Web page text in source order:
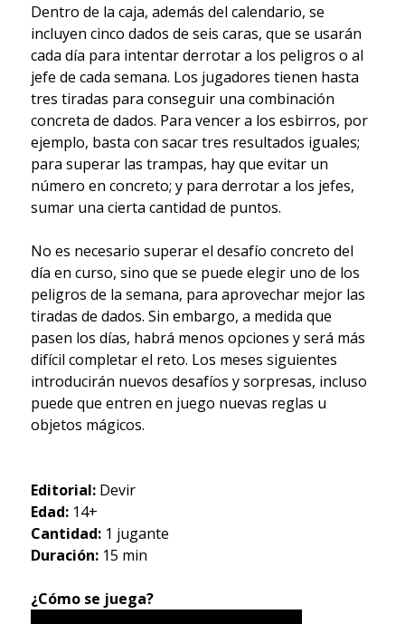
Dentro de la caja, además del calendario, se
incluyen cinco dados de seis caras, que se usarán
cada día para intentar derrotar a los peligros o al
jefe de cada semana. Los jugadores tienen hasta
tres tiradas para conseguir una combinación
concreta de dados. Para vencer a los esbirros, por
ejemplo, basta con sacar tres resultados iguales;
para superar las trampas, hay que evitar un
número en concreto; y para derrotar a los jefes,
sumar una cierta cantidad de puntos.
No es necesario superar el desafío concreto del
día en curso, sino que se puede elegir uno de los
peligros de la semana, para aprovechar mejor las
tiradas de dados. Sin embargo, a medida que
pasen los días, habrá menos opciones y será más
difícil completar el reto. Los meses siguientes
introducirán nuevos desafíos y sorpresas, incluso
puede que entren en juego nuevas reglas u
objetos mágicos.
Editorial: Devir
Edad: 14+
Cantidad: 1 jugante
Duración: 15 min
¿Cómo se juega?